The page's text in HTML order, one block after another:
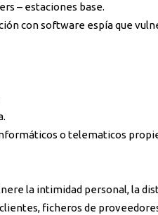
– estaciones base.
con software espía que
o telematicos
la intimidad personal, la
ficheros de